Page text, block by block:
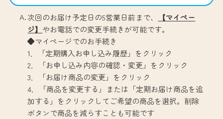
次回のお届け予定日の5営業日前まで、
【マイペー
ジ】 やお電話での変更手続きが可能です。
◆マイページでのお手続き
1．「定期購入お申し込み履歴」をクリック
2．「お申し込み内容の確認・変更」をクリック
3．「お届け商品の変更」をクリック
4．「商品を変更する」または「定期お届け商品を追
加する」をクリックしてご希望の商品を選択。削除
ボタンで商品を減らすことも可能です